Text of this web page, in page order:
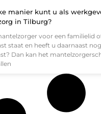
manier kunt u als
in Tilburg?
voor een familielid
staat en heeft u daarnaast
Dan kan het